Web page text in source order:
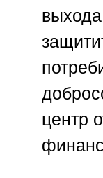
выхода
центр